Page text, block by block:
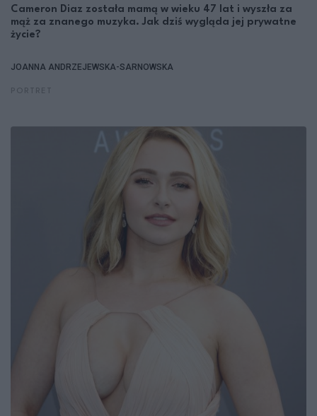
Cameron Diaz została mamą w wieku 47 lat i wyszła za
mąż za znanego muzyka. Jak dziś wygląda jej prywatne
życie?
JOANNA ANDRZEJEWSKA-SARNOWSKA